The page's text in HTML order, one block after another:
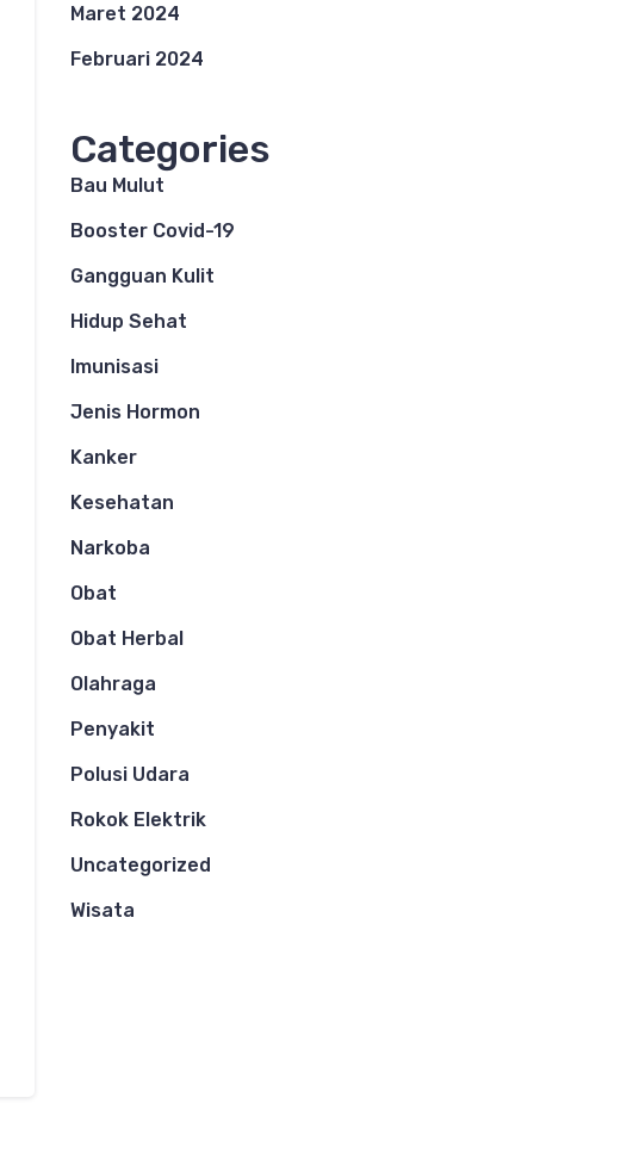
Maret 2024
Februari 2024
Categories
Bau Mulut
Booster Covid-19
Gangguan Kulit
Hidup Sehat
Imunisasi
Jenis Hormon
Kanker
Kesehatan
Narkoba
Obat
Obat Herbal
Olahraga
Penyakit
Polusi Udara
Rokok Elektrik
Uncategorized
Wisata